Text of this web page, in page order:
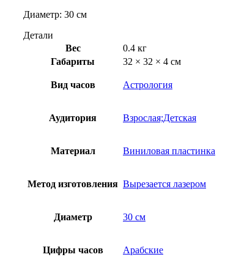
Диаметр: 30 см
Детали
Вес
0.4 кг
Габариты
32 × 32 × 4 см
Вид часов Астрология
Аудитория Взрослая;Детская
Материал Виниловая пластинка
Метод изготовления Вырезается лазером
Диаметр 30 см
Цифры часов Арабские